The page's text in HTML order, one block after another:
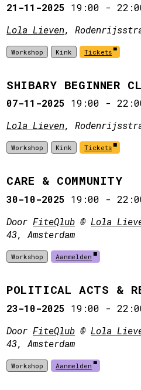
21-11-2025 19:00 -
Lola Lieven,
Workshop Kink Tickets
SHIBARY BEGINNER
07-11-2025 19:00 -
Lola Lieven,
Workshop Kink Tickets
CARE & COMMUNITY
30-10-2025 19:00 -
DoorFiteQlub @ Lola
43, Amsterdam
Workshop Aanmelden
POLITICAL ACTS &
23-10-2025 19:00 -
DoorFiteQlub @ Lola
43, Amsterdam
Workshop Aanmelden